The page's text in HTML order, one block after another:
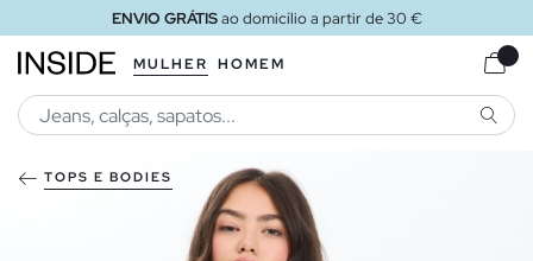
ENVIO GRÁTISao domicílio a partir de 30 €
MULHER HOMEM
TOPS E BODIES